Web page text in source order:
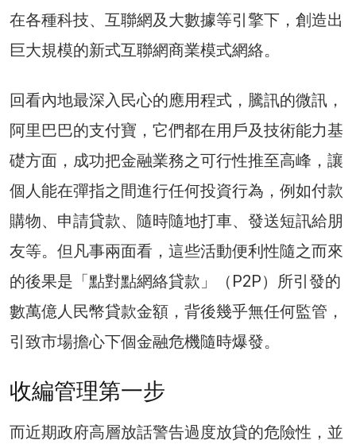
在各種科技、互聯網及大數據等引擎下，創造出
巨大規模的新式互聯網商業模式網絡。
回看內地最深入民心的應用程式，騰訊的微訊，
阿里巴巴的支付寶，它們都在用戶及技術能力基
礎方面，成功把金融業務之可行性推至高峰，讓
個人能在彈指之間進行任何投資行為，例如付款
購物、申請貸款、隨時隨地打車、發送短訊給朋
友等。但凡事兩面看，這些活動便利性隨之而來
的後果是「點對點網絡貸款」（P2P）所引發的
數萬億人民幣貸款金額，背後幾乎無任何監管，
引致市場擔心下個金融危機隨時爆發。
收編管理第一步
而近期政府高層放話警告過度放貸的危險性，並